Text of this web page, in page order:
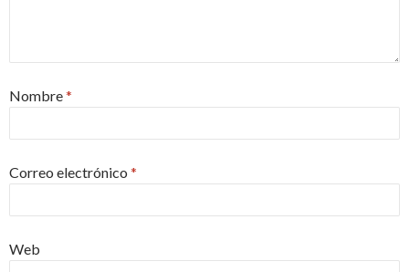
Nombre*
Correo electrónico *
Web